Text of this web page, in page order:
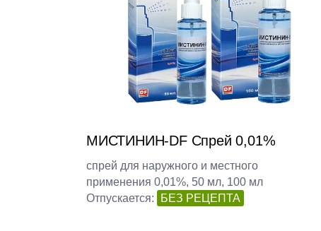
МИСТИНИН-DF Спрей 0,01%
спрей для наружного и местного
применения 0,01%, 50 мл, 100 мл
Отпускается:
БЕЗ РЕЦЕПТА